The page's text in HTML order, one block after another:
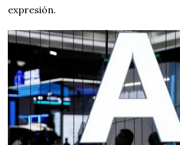
expresión.